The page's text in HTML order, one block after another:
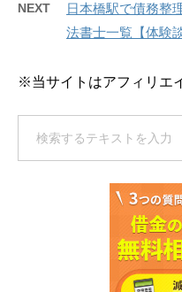
NEXT
日本橋駅で債務整
法書士一覧【体験
※当サイトはアフィリエ